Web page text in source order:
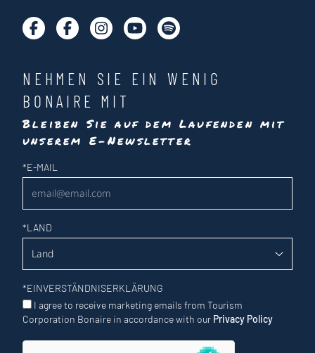
NEHMEN SIE EIN WENIG
BONAIRE MIT
Bleiben Sie auf dem Laufenden mit
unserem E-Newsletter
Newsletter
*E-MAIL
*LAND
*EINVERSTÄNDNISERKLÄRUNG
I agree to receive marketing emails from Tourism
Corporation Bonaire in accordance with our Privacy Policy